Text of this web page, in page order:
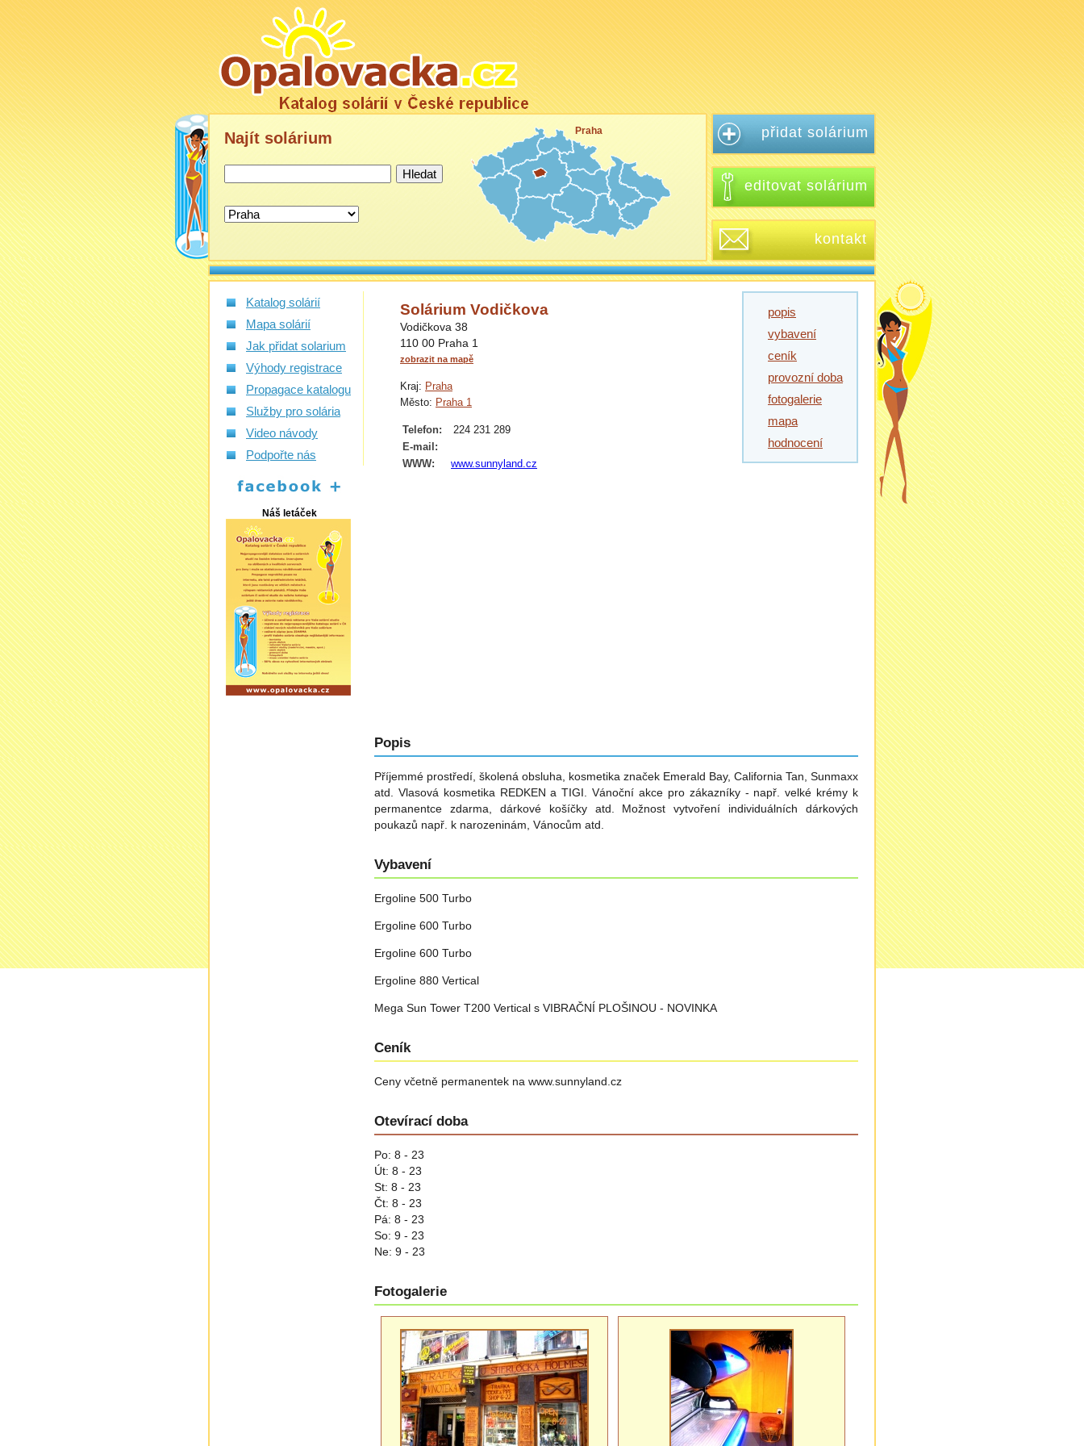
Najít solárium Praha přidat solárium
editovat solárium
kontakt
Katalog solárií
Mapa solárií
Jak přidat solarium
Výhody registrace
Propagace katalogu
Služby pro solária
Video návody
Podpořte nás
Náš letáček
popis
vybavení
ceník
provozní doba
fotogalerie
mapa
hodnocení
Solárium Vodičkova
Vodičkova 38
110 00 Praha 1
zobrazit na mapě
Kraj: Praha
Město: Praha 1
Telefon:
224 231 289
E-mail:
WWW:
www.sunnyland.cz
Popis
Příjemmé prostředí, školená obsluha, kosmetika značek Emerald Bay, California Tan, Sunmaxx
atd. Vlasová kosmetika REDKEN a TIGI. Vánoční akce pro zákazníky - např. velké krémy k
permanentce zdarma, dárkové košíčky atd. Možnost vytvoření individuálních dárkových
poukazů např. k narozeninám, Vánocům atd.
Vybavení
Ergoline 500 Turbo
Ergoline 600 Turbo
Ergoline 600 Turbo
Ergoline 880 Vertical
Mega Sun Tower T200 Vertical s VIBRAČNÍ PLOŠINOU - NOVINKA
Ceník
Ceny včetně permanentek na www.sunnyland.cz
Otevírací doba
Po: 8 - 23
Út: 8 - 23
St: 8 - 23
Čt: 8 - 23
Pá: 8 - 23
So: 9 - 23
Ne: 9 - 23
Fotogalerie